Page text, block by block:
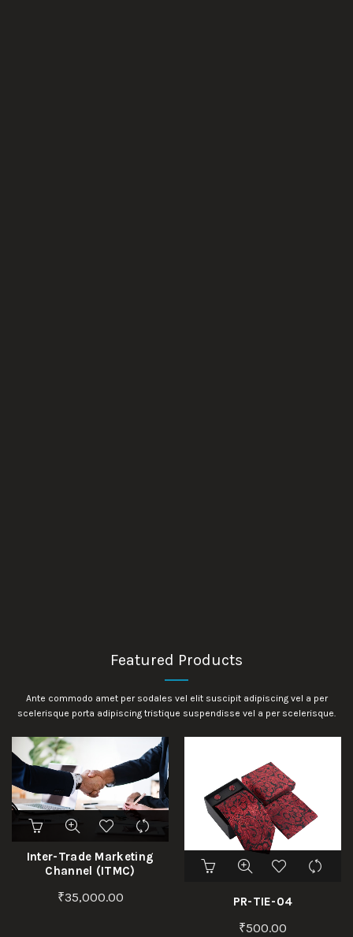
Featured Products
Ante commodo amet per sodales vel elit suscipit adipiscing vel a per
scelerisque porta adipiscing tristique suspendisse vel a per scelerisque.
Inter-Trade Marketing
Channel (ITMC)
₹35,000.00 PR-TIE-04
₹500.00